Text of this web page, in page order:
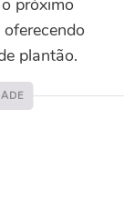
próximo
plantão.